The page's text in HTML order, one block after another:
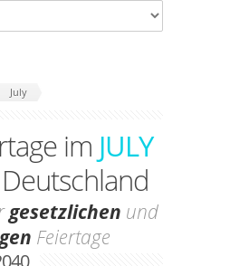
July
im JULY
gesetzlichen und
Feiertage